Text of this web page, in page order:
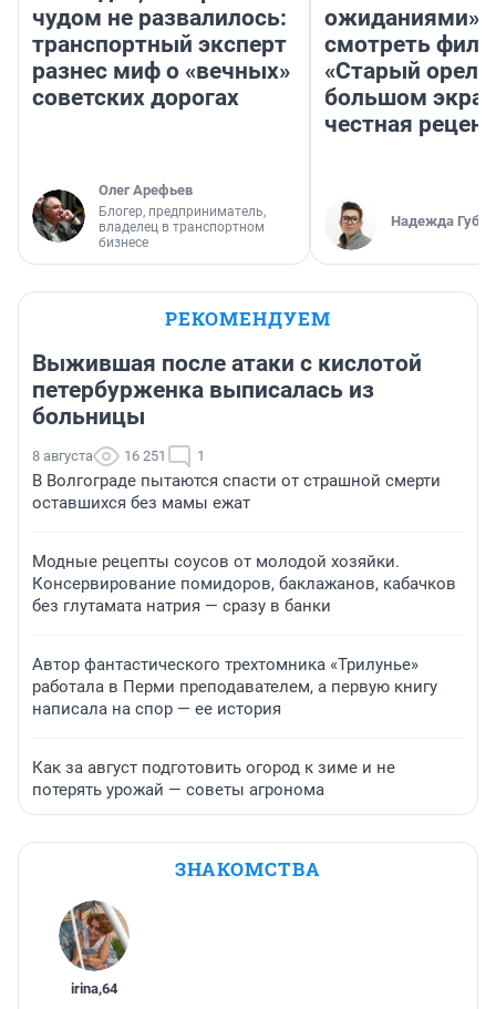
чудом не развалилось:
транспортный эксперт
разнес миф о «вечных»
советских дорогах
Олег Арефьев
Блогер, предприниматель,
владелец в транспортном
бизнесе
ожиданиями»:
смотреть
«Старый орел»
большом
честная
Надежда
РЕКОМЕНДУЕМ
Выжившая после атаки с кислотой
петербурженка выписалась из
больницы
8 августа 16 251 1
В Волгограде пытаются спасти от страшной смерти
оставшихся без мамы ежат
Модные рецепты соусов от молодой хозяйки.
Консервирование помидоров, баклажанов, кабачков
без глутамата натрия — сразу в банки
Автор фантастического трехтомника «Трилунье»
работала в Перми преподавателем, а первую книгу
написала на спор — ее история
Как за август подготовить огород к зиме и не
потерять урожай — советы агронома
ЗНАКОМСТВА
irina,64